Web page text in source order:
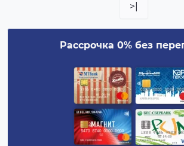
>|
Рассрочка 0% без